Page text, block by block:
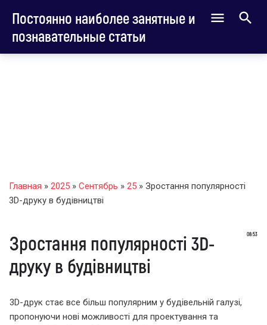
Постоянно наиболее занятные и
познавательные статьи
Главная » 2025 » Сентябрь » 25 » Зростання популярності
3D-друку в будівництві
08:53
Зростання популярності 3D-
друку в будівництві
3D-друк стає все більш популярним у будівельній галузі,
пропонуючи нові можливості для проектування та